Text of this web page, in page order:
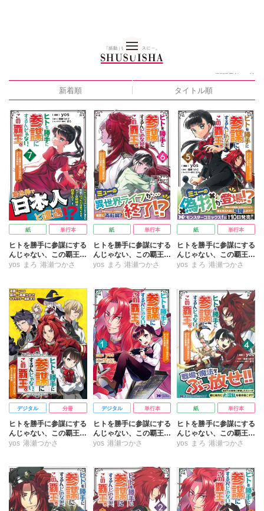
「港瀬つかさ」の検索結果一覧
新着順 タイトル順
紙 単行本
ヒトを勝手に参謀にする
んじゃない、この覇王。
～ゲーム世界に放り込ま
yos まろ 港瀬つかさ
紙 単行本
ヒトを勝手に参謀にする
んじゃない、この覇王。
～ゲーム世界に放り込ま
yos まろ 港瀬つかさ
紙 単行本
ヒトを勝手に参謀にする
んじゃない、この覇王。
～ゲーム世界に放り込ま
yos まろ 港瀬つかさ
デジタル 分冊
ヒトを勝手に参謀にする
んじゃない、この覇王。
～ゲーム世界に放り込ま
yos 港瀬つかさ
デジタル 単行本
ヒトを勝手に参謀にする
んじゃない、この覇王。
～ゲーム世界に放り込ま
yos 港瀬つかさ
紙 単行本
ヒトを勝手に参謀にする
んじゃない、この覇王。
～ゲーム世界に放り込ま
yos まろ 港瀬つかさ